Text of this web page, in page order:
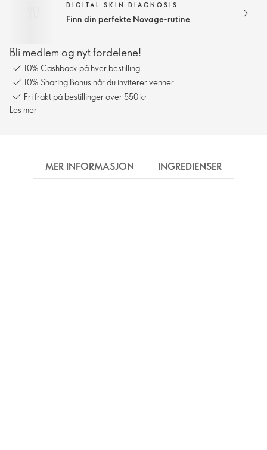
DIGITAL SKIN DIAGNOSIS
Finn din perfekte Novage-rutine
Bli medlem og nyt fordelene!
10% Cashback på hver bestilling
10% Sharing Bonus når du inviterer venner
Fri frakt på bestillinger over 550 kr
Les mer
MER INFORMASJON INGREDIENSER